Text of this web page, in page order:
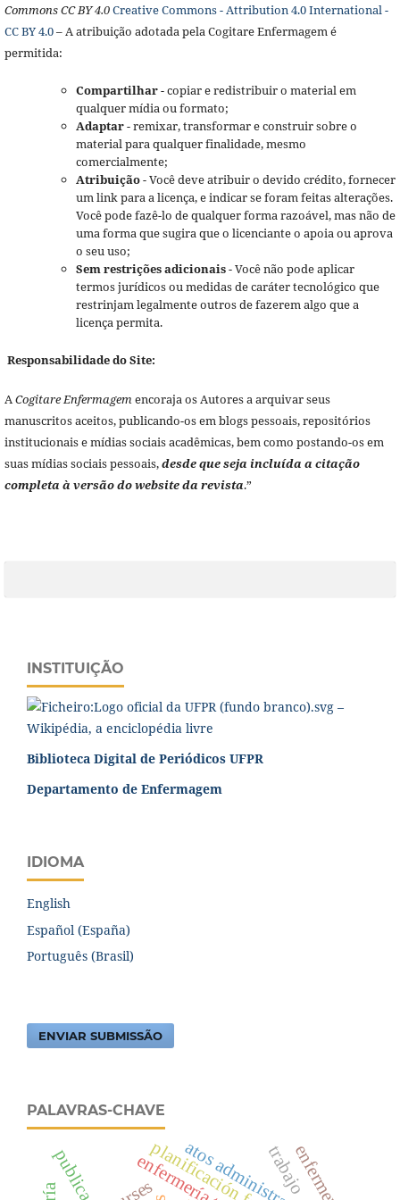
Commons CC BY 4.0Creative Commons - Attribution 4.0 International -
CC BY 4.0– A atribuição adotada pela Cogitare Enfermagem é
permitida:
Compartilhar- copiar e redistribuir o material em
qualquer mídia ou formato;
Adaptar- remixar, transformar e construir sobre o
material para qualquer finalidade, mesmo
comercialmente;
Atribuição- Você deve atribuir o devido crédito, fornecer
um link para a licença, e indicar se foram feitas alterações.
Você pode fazê-lo de qualquer forma razoável, mas não de
uma forma que sugira que o licenciante o apoia ou aprova
o seu uso;
Sem restrições adicionais- Você não pode aplicar
termos jurídicos ou medidas de caráter tecnológico que
restrinjam legalmente outros de fazerem algo que a
licença permita.
Responsabilidade do Site:
A Cogitare Enfermagem encoraja os Autores a arquivar seus
manuscritos aceitos, publicando-os em blogs pessoais, repositórios
institucionais e mídias sociais acadêmicas, bem como postando-os em
suas mídias sociais pessoais,desde que seja incluída a citação
completa à versão do website da revista.”
INSTITUIÇÃO
Biblioteca Digital de Periódicos UFPR
Departamento de Enfermagem
IDIOMA
English
Español (España)
Português (Brasil)
ENVIAR SUBMISSÃO
PALAVRAS-CHAVE
enfermeros
trabajo